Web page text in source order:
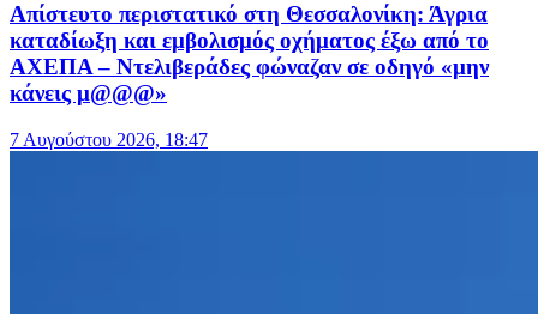
Απίστευτο περιστατικό στη Θεσσαλονίκη: Άγρια
καταδίωξη και εμβολισμός οχήματος έξω από το
ΑΧΕΠΑ – Ντελιβεράδες φώναζαν σε οδηγό «μην
κάνεις μ@@@»
7 Αυγούστου 2026, 18:47